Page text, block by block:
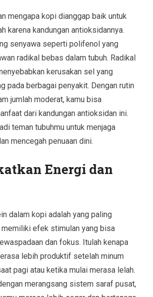
mengapa kopi dianggap baik untuk
karena kandungan antioksidannya.
senyawa seperti polifenol yang
radikal bebas dalam tubuh. Radikal
kerusakan sel yang
pada berbagai penyakit. Dengan rutin
jumlah moderat, kamu bisa
dari kandungan antioksidan ini.
teman tubuhmu untuk menjaga
mencegah penuaan dini.
Energi dan
dalam kopi adalah yang paling
efek stimulan yang bisa
dan fokus. Itulah kenapa
lebih produktif setelah minum
pagi atau ketika mulai merasa lelah.
merangsang sistem saraf pusat,